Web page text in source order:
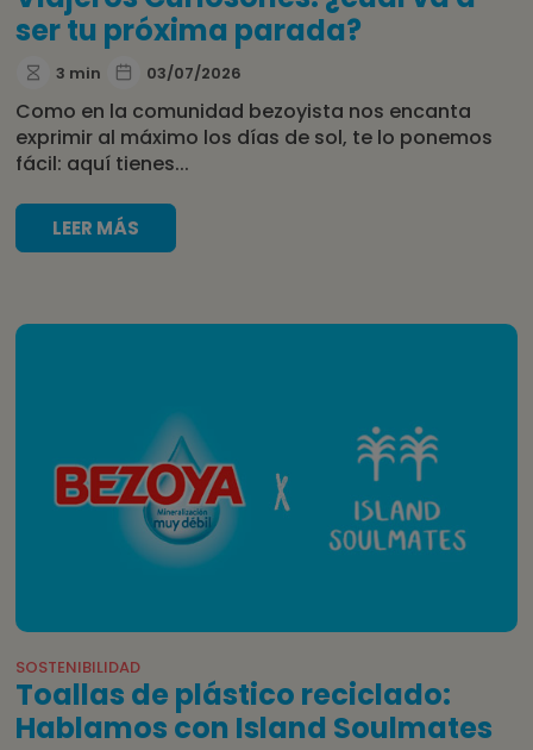
ser tu próxima parada?
3 min 03/07/2026
Como en la comunidad bezoyista nos encanta
exprimir al máximo los días de sol, te lo ponemos
fácil: aquí tienes...
LEER MÁS
SOSTENIBILIDAD
Toallas de plástico reciclado:
Hablamos con Island Soulmates